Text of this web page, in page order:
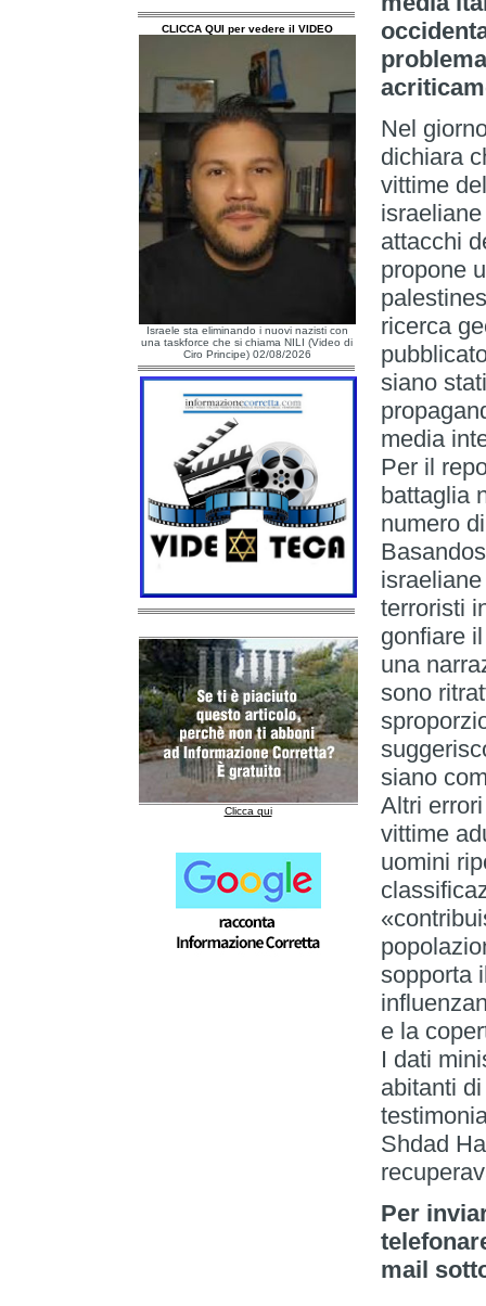
CLICCA QUI per vedere il VIDEO
Israele sta eliminando i nuovi nazisti con
una taskforce che si chiama NILI (Video di
Ciro Principe) 02/08/2026
Clicca qui
Nel
dichiara
vittime
attacchi
propone
ricerca
siano
media
Per il
battaglia
numero
terroristi
gonfiare
una
sono
siano
Altri
vittime
uomini
sopporta
e la
I dati
abitanti
Shdad
Per
mail